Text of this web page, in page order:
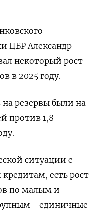
ЦБР Александр
некоторый рост
в 2025 году.
на резервы были на
против 1,8
ситуации с
есть рост
по малым и
- единичные